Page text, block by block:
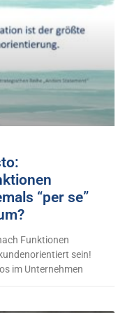
“per se”
Funktionen
sein!
im Unternehmen